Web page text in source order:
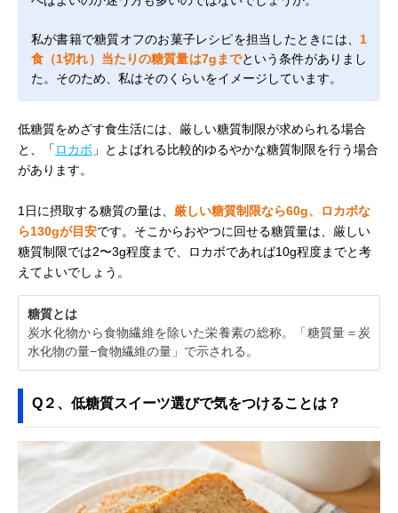
Amazonで見る
ロ スリム・ティラ
ミス
織りなす贅沢な仕
上がり
17.5×高さ
公式で見る
フスボン 生チョコ
レート(16個入)
濃厚な口どけと、
上品な甘さ
16個
Amazonで見る
Offbeat &Mel 贅沢
チョコティラミス
3層が織りなすリ
ッチで濃厚な味わ
い
約260g（9食分
私が書籍で糖質オフのお菓子レシピを担当したときには、 1
食（1切れ）当たりの糖質量は7gまでという条件がありまし
た。そのため、私はそのくらいをイメージしています。
低糖質をめざす食生活には、厳しい糖質制限が求められる場合
と、「 ロカボ 」とよばれる比較的ゆるやかな糖質制限を行う場合
があります。
1日に摂取する糖質の量は、 厳しい糖質制限なら60g、ロカボな
ら130gが目安です。そこからおやつに回せる糖質量は、厳しい
糖質制限では2〜3g程度まで、ロカボであれば10g程度までと考
えてよいでしょう。
糖質とは
炭水化物から食物繊維を除いた栄養素の総称。「糖質量＝炭
水化物の量−食物繊維の量」で示される。
Q２、低糖質スイーツ選びで気をつけることは？